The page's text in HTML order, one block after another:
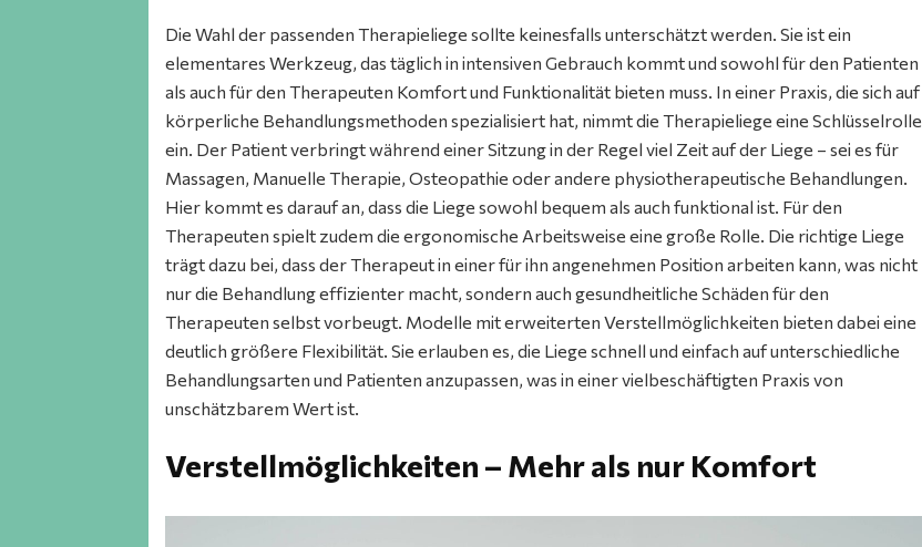
Die Wahl der passenden Therapieliege sollte keinesfalls unterschätzt werden. Sie ist ein
elementares Werkzeug, das täglich in intensiven Gebrauch kommt und sowohl für den Patienten
als auch für den Therapeuten Komfort und Funktionalität bieten muss. In einer Praxis, die sich auf
körperliche Behandlungsmethoden spezialisiert hat, nimmt die Therapieliege eine Schlüsselrolle
ein. Der Patient verbringt während einer Sitzung in der Regel viel Zeit auf der Liege – sei es für
Massagen, Manuelle Therapie, Osteopathie oder andere physiotherapeutische Behandlungen.
Hier kommt es darauf an, dass die Liege sowohl bequem als auch funktional ist. Für den
Therapeuten spielt zudem die ergonomische Arbeitsweise eine große Rolle. Die richtige Liege
trägt dazu bei, dass der Therapeut in einer für ihn angenehmen Position arbeiten kann, was nicht
nur die Behandlung effizienter macht, sondern auch gesundheitliche Schäden für den
Therapeuten selbst vorbeugt. Modelle mit erweiterten Verstellmöglichkeiten bieten dabei eine
deutlich größere Flexibilität. Sie erlauben es, die Liege schnell und einfach auf unterschiedliche
Behandlungsarten und Patienten anzupassen, was in einer vielbeschäftigten Praxis von
unschätzbarem Wert ist.
Verstellmöglichkeiten – Mehr als nur Komfort